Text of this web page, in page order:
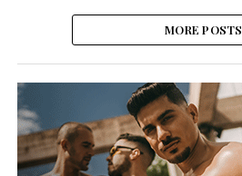
MORE POSTS